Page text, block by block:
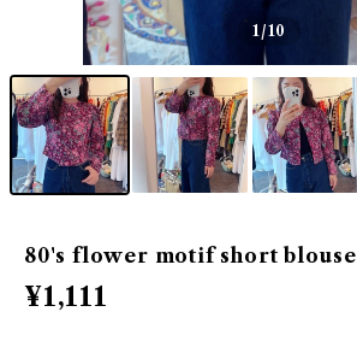
1/10
80's flower motif short blouse
¥1,111